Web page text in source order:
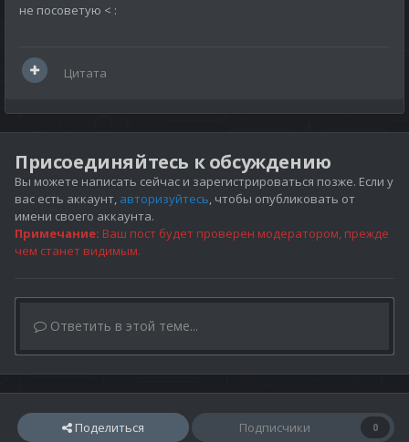
не посоветую < :
Цитата
Присоединяйтесь к обсуждению
Вы можете написать сейчас и зарегистрироваться позже. Если у
вас есть аккаунт, авторизуйтесь, чтобы опубликовать от
имени своего аккаунта.
Примечание: Ваш пост будет проверен модератором, прежде
чем станет видимым.
Ответить в этой теме...
Поделиться Подписчики 0